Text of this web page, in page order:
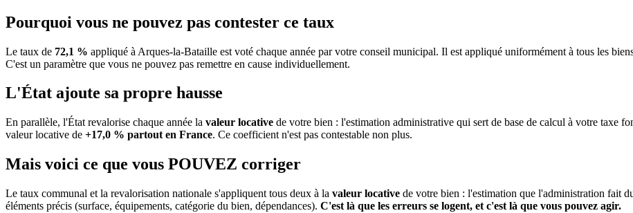
Pourquoi vous ne pouvez pas contester ce taux
Le taux de 72,1 % appliqué à Arques-la-Bataille est voté chaque année par votre conseil municipal. Il est appliqué uniformément à tous les
C'est un paramètre que vous ne pouvez pas remettre en cause individuellement.
L'État ajoute sa propre hausse
En parallèle, l'État revalorise chaque année la valeur locative de votre bien : l'estimation administrative qui sert de base de calcul à votre taxe
valeur locative de +17,0 % partout en France. Ce coefficient n'est pas contestable non plus.
Mais voici ce que vous POUVEZ corriger
Le taux communal et la revalorisation nationale s'appliquent tous deux à la valeur locative de votre bien : l'estimation que l'administration fait
éléments précis (surface, équipements, catégorie du bien, dépendances). C'est là que les erreurs se logent, et c'est là que vous pouvez agir.